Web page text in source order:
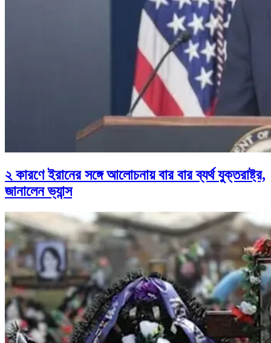
২ কারণে ইরানের সঙ্গে আলোচনায় বার বার ব্যর্থ যুক্তরাষ্ট্র,
জানালেন ভ্যান্স